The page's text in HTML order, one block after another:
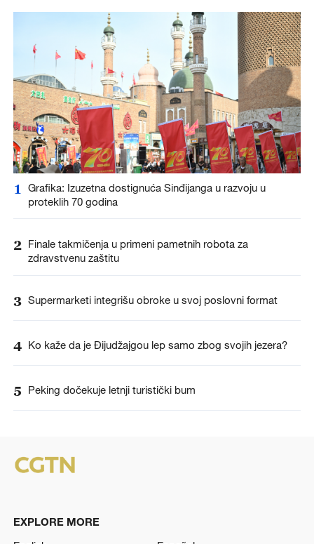
1
Grafika: Izuzetna dostignuća Sinđijanga u razvoju u
proteklih 70 godina
2 Finale takmičenja u primeni pametnih robota za
zdravstvenu zaštitu
3 Supermarketi integrišu obroke u svoj poslovni format
4 Ko kaže da je Đijudžajgou lep samo zbog svojih jezera?
5 Peking dočekuje letnji turistički bum
EXPLORE MORE